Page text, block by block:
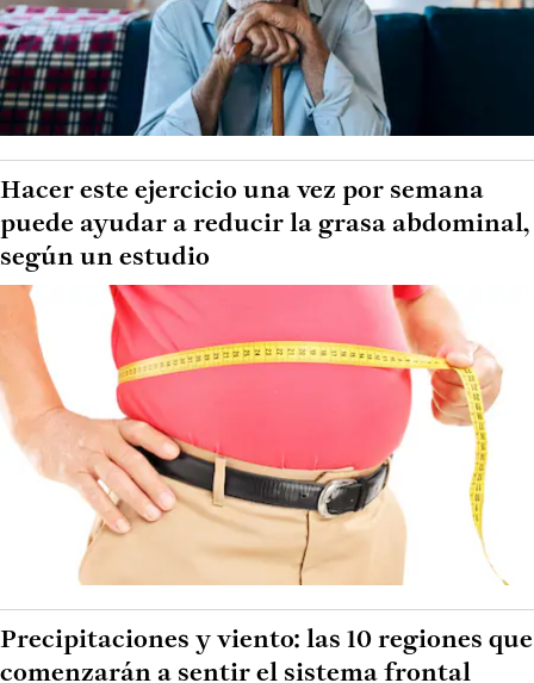
Hacer este ejercicio una vez por semana
puede ayudar a reducir la grasa abdominal,
según un estudio
Precipitaciones y viento: las 10 regiones que
comenzarán a sentir el sistema frontal